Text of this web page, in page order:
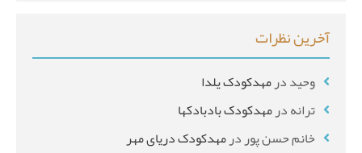
آخرین نظرات
وحیددرمهدکودک یلدا
ترانهدرمهدکودک بادبادکها
خانم حسن پوردرمهدکودک دریای مهر